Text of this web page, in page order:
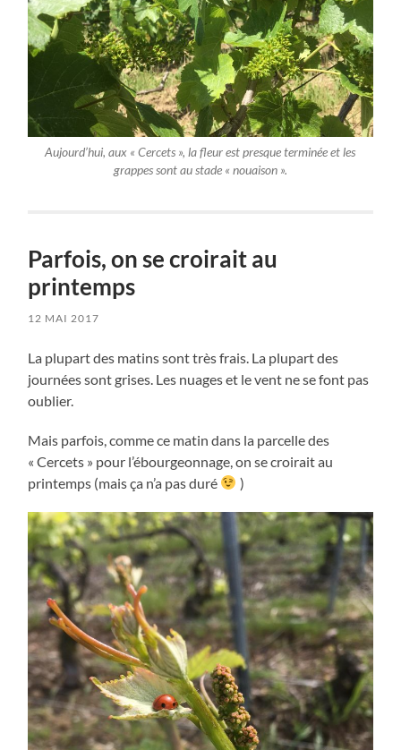
Aujourd’hui, aux « Cercets », la fleur est presque terminée et les
grappes sont au stade « nouaison ».
Parfois, on se croirait au
printemps
12 MAI 2017
La plupart des matins sont très frais. La plupart des
journées sont grises. Les nuages et le vent ne se font pas
oublier.
Mais parfois, comme ce matin dans la parcelle des
« Cercets » pour l’ébourgeonnage, on se croirait au
printemps (mais ça n’a pas duré
)